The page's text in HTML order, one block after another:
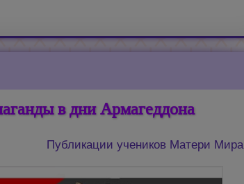
в дни Армагеддона
Публикации учеников Матери Мира